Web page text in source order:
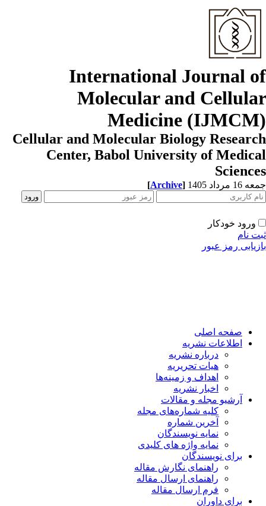
International Journal
Molecular and
Medicine
Cellular and Molecular Biology
Center, Babol University of
مرداد 1405 [Archive]
ورود خودکار
نام
رمز عبور
صفحه اصلی
اطلاعات نشریه
درباره نشریه
هیات تحریریه
اهداف و زمینه‌ها
اخبار نشریه
آرشیو مجله و مقالات
کلیه شماره‌های مجله
آخرین شماره
نمایه نویسندگان
نمایه واژه های کلیدی
برای نویسندگان
راهنمای نگارش مقاله
راهنمای ارسال مقاله
فرم ارسال مقاله
برای داوران